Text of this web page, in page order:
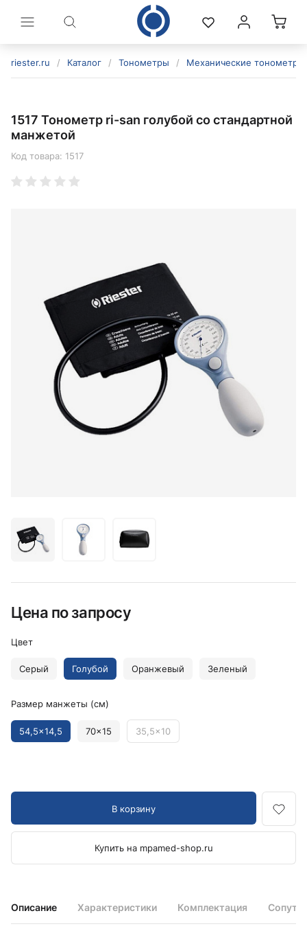
riester.ru / Каталог / Тонометры / Механические тонометры
Описание Характеристики Комплектация
1517 Тонометр ri-san голубой со стандартной
манжетой
Код товара: 1517
Цена по запросу
Цвет
Серый Голубой Оранжевый Зеленый
Размер манжеты (см)
54,5x14,5 70x15 35,5x10
В корзину
Купить на mpamed-shop.ru